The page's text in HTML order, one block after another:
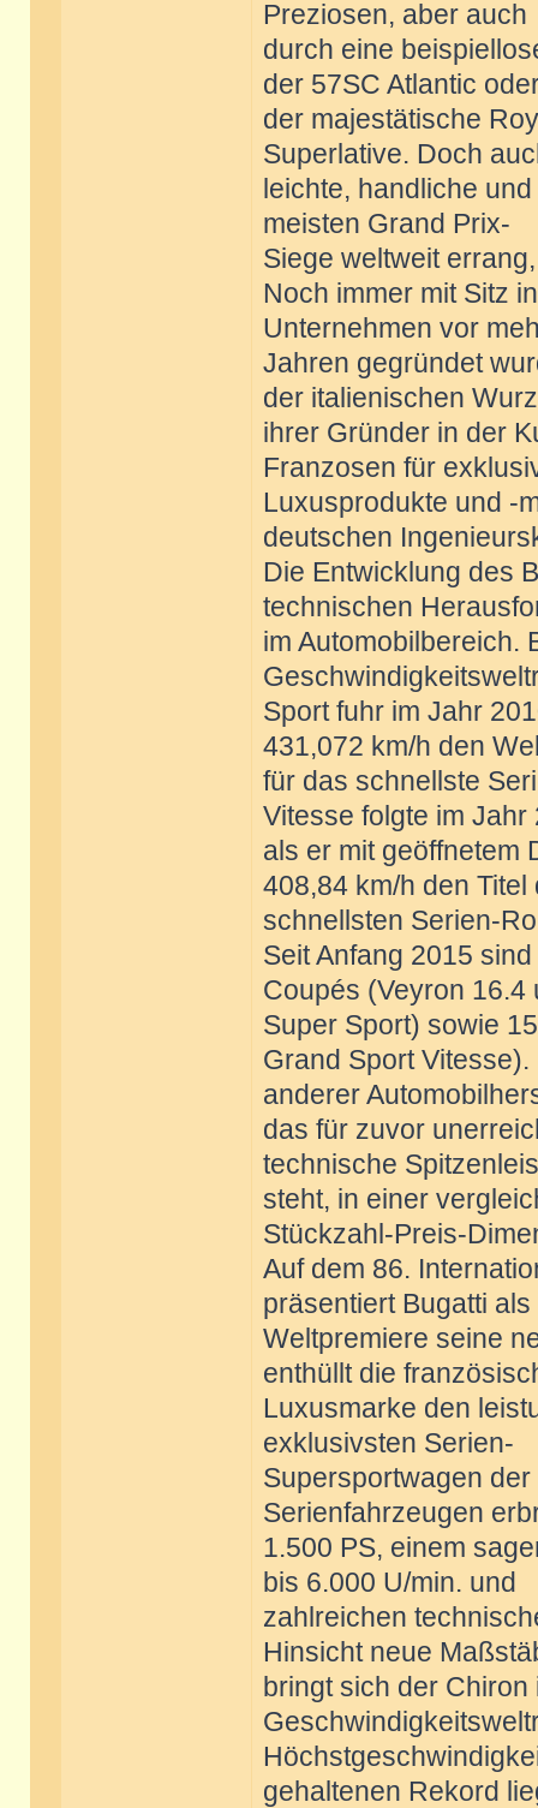
Preziosen, aber auch
durch eine
der 57SC Atlantic
der majestätische
Superlative. Doch
leichte, handliche
meisten Grand Prix-
Siege weltweit
Noch immer mit Sitz
Unternehmen vor
Jahren gegründet
der italienischen
ihrer Gründer in der
Franzosen für
Luxusprodukte und -
deutschen
Die Entwicklung des
technischen
im Automobilbereich.
Sport fuhr im Jahr
431,072 km/h den
für das schnellste
Vitesse folgte im Jahr
als er mit geöffnetem
408,84 km/h den Titel
schnellsten Serien-
Seit Anfang 2015
Coupés (Veyron 16.4
Super Sport) sowie
Grand Sport Vitesse).
anderer
das für zuvor
technische
steht, in einer
Stückzahl-Preis-
Auf dem 86.
präsentiert Bugatti als
Weltpremiere seine
enthüllt die
Luxusmarke den
exklusivsten Serien-
Supersportwagen
Serienfahrzeugen
1.500 PS, einem
bis 6.000 U/min. und
zahlreichen
Hinsicht neue
bringt sich der
gehaltenen Rekord